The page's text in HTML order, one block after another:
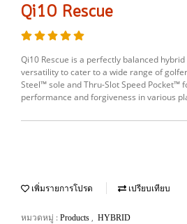
Qi10 Rescue
Qi10 Rescue is a perfectly balanced
versatility to cater to a wide range of
Steel™ sole and Thru-Slot Speed Pocket™
performance and forgiveness in various
เพิ่มรายการโปรด เปรียบเทียบ
หมวดหมู่ : Products , HYBRID